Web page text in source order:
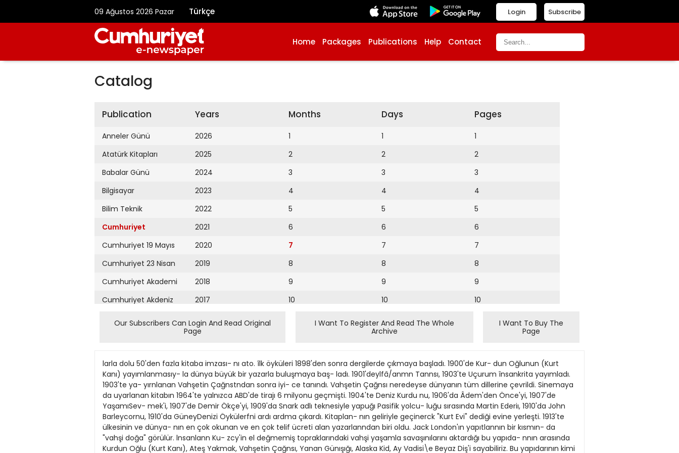
09 Ağustos 2026 Pazar Türkçe Subscribe
Login
Home Packages Publications Help Contact
Catalog
Publication
Anneler Günü
Atatürk Kitapları
Babalar Günü
Bilgisayar
Bilim Teknik
Cumhuriyet
Cumhuriyet 19 Mayıs
Cumhuriyet 23 Nisan
Cumhuriyet Akademi
Cumhuriyet Akdeniz
Cumhuriyet Alışveriş
Cumhuriyet Ankara
Cumhuriyet Büyük
Taaruz
Cumhuriyet
Cumartesi
Cumhuriyet Çevre
Years
2026
2025
2024
2023
2022
2021
2020
2019
2018
2017
2016
2015
2013
2012
2011
2010
2009
Months
1
2
3
4
5
6
7
8
9
10
Days
1
2
3
4
5
6
7
8
9
10
11
12
14
16
17
18
Pages
1
2
3
4
5
6
7
8
9
10
14
16
17
18
Our Subscribers Can Login And Read Original
Page
I Want To Register And Read The Whole
Archive
I Want To Buy The
Page
larla dolu 50'den fazla kitaba imzası- nı ato. îlk öyküleri 1898'den sonra dergilerde çıkmaya başladı. 1900'de Kur- dun Oğlunun (Kurt
Kanı) yayımlanmasıy- la dünya büyük bir yazarla buluşmaya baş- ladı. 1901'deylfâ/anmn Tannsı, 1903'te Uçurum însankrita yayımladı.
1903'te ya- yırnlanan Vahşetin Çağnstndan sonra iyi- ce tanındı. Vahşetin Çağnsı neredeyse dünyanın tüm dillerine çevrildi. Sinemaya
da uyarlanan kitabın 1964'te yalnızca ABD'de tirajı 6 milyonu geçmişti. 1904'te Deniz Kurdu nu, 1906'da Âdem'den Önce'yi, 1907'de
YaşamıSev- mek'i, 1907'de Demir Ökçe'yi, 1909'da Snark adlı teknesiyle yapuğı Pasifik yolcu- luğu sırasında Martin Ederiı, 1910'da John
Barleycornu, 1910'da GüneyDenizi Öykülerfni ardı ardma çıkardı. Kitaplan- nın geliriyle geçinerck "Kurt Evi" dediği evine yerleşti. 1913'te
ülkesinin ve dünya- nın en çok okunan ve en çok telif ücreti alan yazarlanndan biri oldu. Jack London'ın yapıtlannın bir kısmın- da
"vahşi doğa" görülür. lnsanlann Ku- zcy'in el değmemiş topraklarındaki vahşi yaşamla savaşınılarını aktardığı bu yapıda- nnın arasında
Kurdun Oğlu (Kurt Kanı), Ateş Yakmak, Vahşetin Çağnsı, Yanan Günışığı, Alaska Kid, Ay Vadisi\e Beyaz Diş'i sayabiliriz. Bu yapıdarının kimi